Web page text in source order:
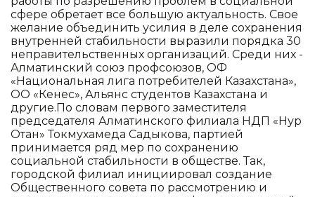
сфере обретает все большую актуальность. Свое
желание объединить усилия в деле сохранения
внутренней стабильности выразили порядка 30
неправительственных организаций. Среди них -
Алматинский союз профсоюзов, ОФ
«Национальная лига потребителей Казахстана»,
ОО «Кенес», Альянс студентов Казахстана и
другие.По словам первого заместителя
председателя Алматинского филиала НДП «Нур
Отан» Токмухамеда Садыкова, партией
принимается ряд мер по сохранению
социальной стабильности в обществе. Так,
городской филиал инициировал создание
Общественного совета по рассмотрению и